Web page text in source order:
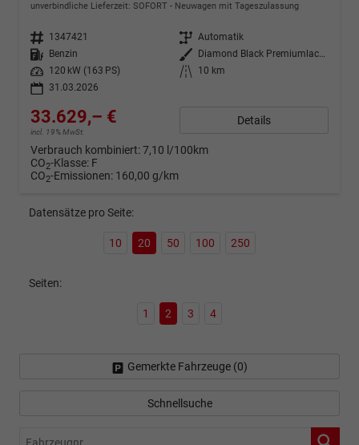
unverbindliche Lieferzeit: SOFORT Neuwagen mit Tageszulassung
Fahrzeugnr. 1347421 Getriebe Automatik
Kraftstoff
Benzin Außenfarbe
Diamond Black Premiumlackierung Metallic
Leistung
120 kW (163 PS) Kilometerstand
10 km
31.03.2026
33.629,– €
incl. 19% MwSt.
Details
Verbrauch kombiniert:7,10 l/100km
CO2-Klasse: F
CO2-Emissionen: 160,00 g/km
Datensätze pro Seite:
10 20 50 100 250
Seiten:
1 2 3 4
Gemerkte Fahrzeuge (0)
Schnellsuche
Fahrzeugnr.